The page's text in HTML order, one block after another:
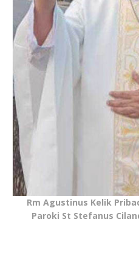
Rm Agustinus Kelik
Paroki St Stefanus